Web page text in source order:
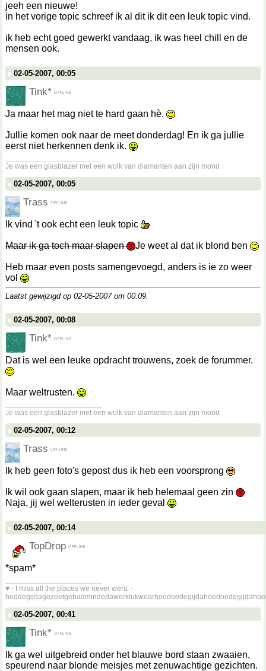
jeeh een nieuwe!
in het vorige topic schreef ik al dit ik dit een leuk topic vind.
ik heb echt goed gewerkt vandaag, ik was heel chill en de
mensen ook.
02-05-2007, 00:05
Tink*
Ja maar het mag niet te hard gaan hè.
Jullie komen ook naar de meet donderdag! En ik ga jullie
eerst niet herkennen denk ik.
Je was een glasblazer met een wolk van diamanten aan zijn mond
02-05-2007, 00:05
Trass
Ik vind 't ook echt een leuk topic
Maar ik ga toch maar slapen Je weet al dat ik blond ben
Heb maar even posts samengevoegd, anders is ie zo weer
vol
Laatst gewijzigd op 02-05-2007 om 00:09.
02-05-2007, 00:08
Tink*
Dat is wel een leuke opdracht trouwens, zoek de forummer.
Maar weltrusten.
Je was een glasblazer met een wolk van diamanten aan zijn mond
02-05-2007, 00:12
Trass
Ik heb geen foto's gepost dus ik heb een voorsprong
Ik wil ook gaan slapen, maar ik heb helemaal geen zin
Naja, jij wel welterusten in ieder geval
02-05-2007, 00:14
TopDrop
*spam*
♥ - I miss all the places we never went. -
02-05-2007, 00:41
Tink*
Ik ga wel uitgebreid onder het blauwe bord staan zwaaien,
speurend naar blonde meisjes met zenuwachtige gezichten.